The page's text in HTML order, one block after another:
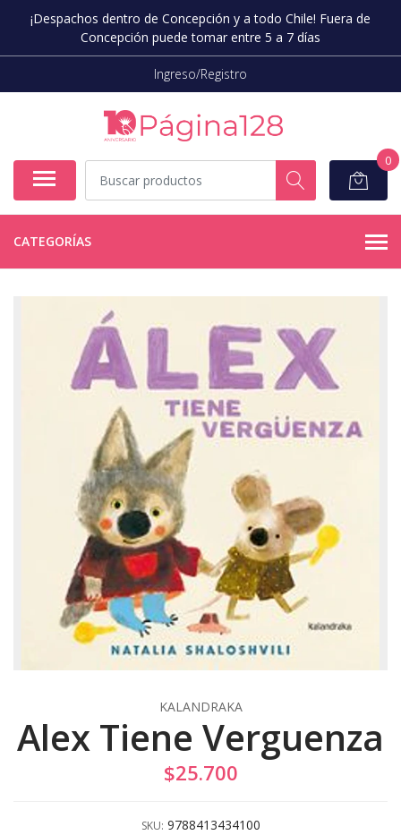
¡Despachos dentro de Concepción y a todo Chile! Fuera de
Concepción puede tomar entre 5 a 7 días
Ingreso/Registro
0
CATEGORÍAS
KALANDRAKA
Alex Tiene Verguenza
$25.700
SKU: 9788413434100